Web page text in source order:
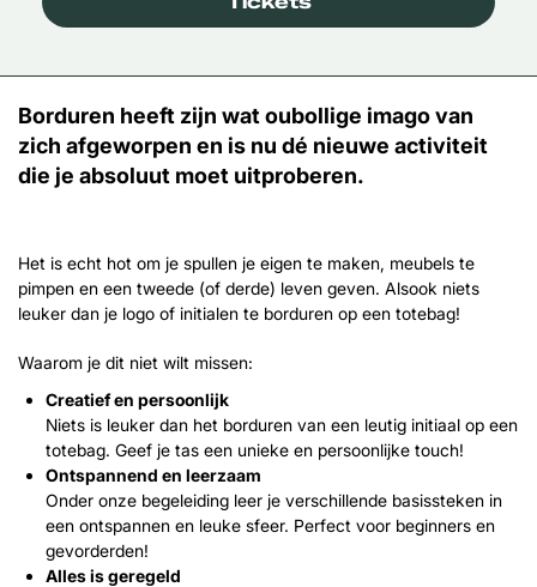
Borduren heeft zijn wat oubollige imago van
zich afgeworpen en is nu dé nieuwe activiteit
die je absoluut moet uitproberen.
Het is echt hot om je spullen je eigen te maken, meubels te
pimpen en een tweede (of derde) leven geven. Alsook niets
leuker dan je logo of initialen te borduren op een totebag!
Waarom je dit niet wilt missen:
Creatief en persoonlijk
Niets is leuker dan het borduren van een leutig initiaal op een
totebag. Geef je tas een unieke en persoonlijke touch!
Ontspannend en leerzaam
Onder onze begeleiding leer je verschillende basissteken in
een ontspannen en leuke sfeer. Perfect voor beginners en
gevorderden!
Alles is geregeld